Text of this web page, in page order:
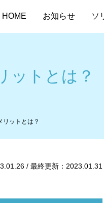
HOME お知らせ ソ
ットとは？
リットとは？
/ 最終更新：2023.01.31